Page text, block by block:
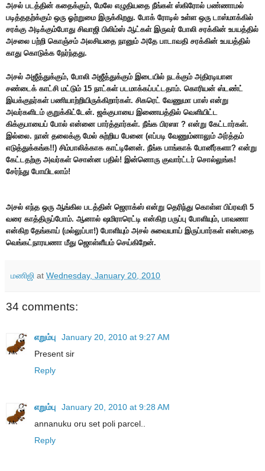
அசல் படத்தின் கதைக்கும், மேலே எழுதியதை நீங்கள் ஸ்கிரோல் பண்ணாமல்
படித்ததற்க்கும் ஒரு ஓற்றுமை இருக்கிறது. போக் ரோடில் உள்ள ஒரு டாஸ்மாக்கில்
சரக்கு அடிக்கும்போது சிவாஜி பிலிம்ஸ் ஆட்கள் இருவர் போலி சரக்கின் உபயத்தில்
அசலை பற்றி கொஞ்சம் அலசியதை நானும் அதே பாடாவதி சரக்கின் உபயத்தில்
காது கொடுக்க நேர்ந்தது.
அசல் அஜீத்துக்கும், போலி அஜீத்துக்கும் இடையில் நடக்கும் அதிரடியான
சண்டைக் காட்சி மட்டும் 15 நாட்கள் படமாக்கப்பட்டதாம். கொரியன் ஸ்டண்ட்
இயக்குநர்கள் பணியாற்றியிருக்கிறார்கள். சிகரெட் வேணுமா பாஸ் என்று
அவர்களிடம் குறுக்கிட்டேன். ஜக்குபாயை இணையத்தில் வெளியிட்ட
கிக்குபாயைப் போல் என்னை பார்த்தார்கள். நீங்க பிரஸா ? என்று கேட்டார்கள்.
இல்லை. நான் தலைக்கு மேல் சுற்றிய பேனை (எப்படி வேணும்னாலும் அர்த்தம்
எடுத்துக்கங்க!!) சிம்பாலிக்காக காட்டினேன். நீங்க பாங்காக் போனீர்களா? என்று
கேட்டதற்கு அவர்கள் சொன்ன பதில்! இன்னொரு குவார்ட்டர் சொல்லுங்க!
சேர்ந்து போயிடலாம்!
அசல் எந்த ஒரு ஆங்கில படத்தின் ஜெராக்ஸ் என்று தெரிந்து கொள்ள பிப்ரவரி 5
வரை காத்திருப்போம். ஆனால் ஷமிராரெட்டி என்கிற பருப்பு போளியும், பாவணா
என்கிற தேங்காய் (மல்லுப்பா!) போளியும் அசல் சுவையாய் இருப்பார்கள் என்பதை
வெங்கட்நாரயணா மீது ஜொள்ளீயம் செய்கிறேன்.
மணிஜி at Wednesday, January 20, 2010
34 comments:
எறும்பு
January 20, 2010 at 9:27 AM
Present sir
Reply
எறும்பு
January 20, 2010 at 9:28 AM
annanuku oru set poli parcel..
Reply